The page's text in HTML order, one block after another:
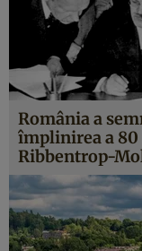
România a
împlinirea a 80
Ribbentrop-